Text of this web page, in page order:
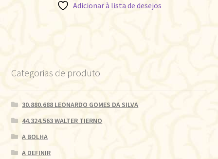
Adicionar à lista de desejos
Categorias de produto
30.880.688 LEONARDO GOMES DA SILVA
44.324.563 WALTER TIERNO
A BOLHA
A DEFINIR